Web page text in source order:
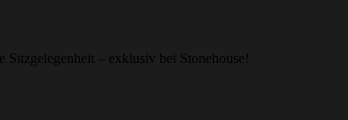
Sitzgelegenheit – exklusiv bei Stonehouse!